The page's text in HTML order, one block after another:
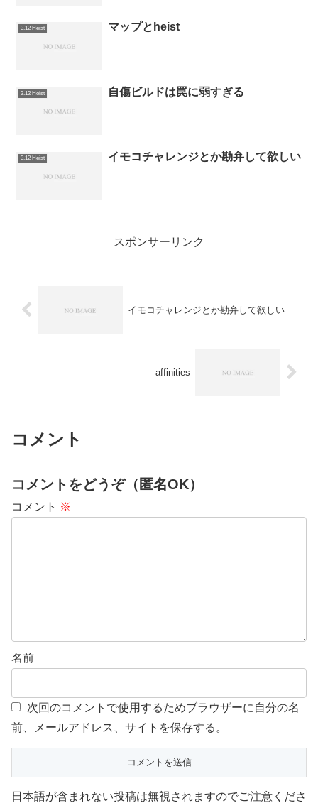
3.12 Heist マップとheist
3.12 Heist 自傷ビルドは罠に弱すぎる
3.12 Heist イモコチャレンジとか勘弁して欲しい
スポンサーリンク
イモコチャレンジとか勘弁して欲しい
affinities
コメント
コメントをどうぞ（匿名OK）
コメント ※
名前
次回のコメントで使用するためブラウザーに自分の名
前、メールアドレス、サイトを保存する。
日本語が含まれない投稿は無視されますのでご注意くださ